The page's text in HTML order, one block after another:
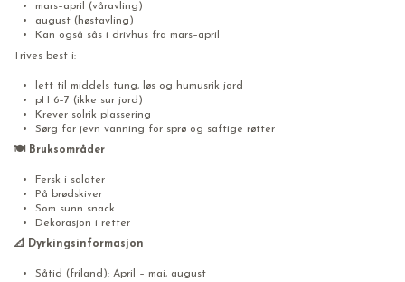
mars–april (våravling)
august (høstavling)
Kan også sås i drivhus fra mars–april
Trives best i:
lett til middels tung, løs og humusrik jord
pH 6–7 (ikke sur jord)
Krever solrik plassering
Sørg for jevn vanning for sprø og saftige røtter
🍽️ Bruksområder
Fersk i salater
På brødskiver
Som sunn snack
Dekorasjon i retter
📐 Dyrkingsinformasjon
Såtid (friland): April – mai, august